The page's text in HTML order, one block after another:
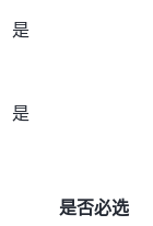
是
是
是否必选